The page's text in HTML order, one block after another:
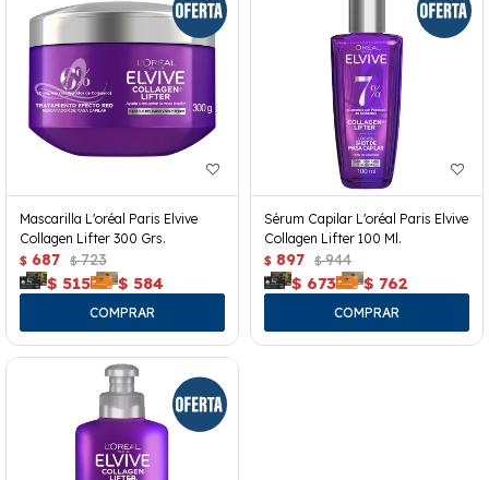
Mascarilla L'oréal Paris Elvive
Collagen Lifter 300 Grs.
$ 687 $ 723
$ 515 $ 584
Sérum Capilar L'oréal Paris Elvive
Collagen Lifter 100 Ml.
$ 897 $ 944
$ 673 $ 762